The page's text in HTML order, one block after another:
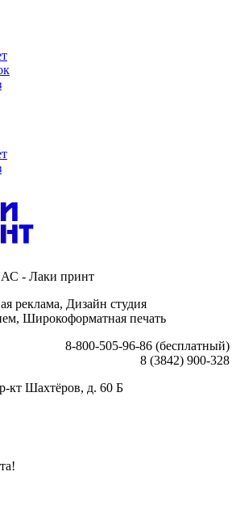
АС - Лаки принт
реклама, Дизайн студия
Широкоформатная печать
8-800-505-96-86 (бесплатный)
8 (3842) 900-328
кт Шахтёров, д. 60 Б